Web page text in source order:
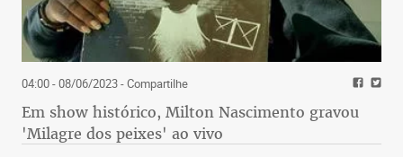
04:00 - 08/06/2023- Compartilhe
Em show histórico, Milton Nascimento gravou
'Milagre dos peixes' ao vivo